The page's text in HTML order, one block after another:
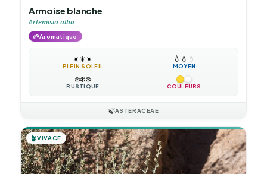
Armoise blanche
Artemisia alba
🌱Aromatique
☀️☀️☀️
PLEIN SOLEIL
💧 💧 💧
MOYEN
❄️❄️❄️
RUSTIQUE COULEURS
🍃ASTERACEAE
🪴VIVACE